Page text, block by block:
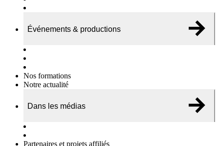
Événements & productions
Nos formations
Notre actualité
Dans les médias
Partenaires et projets affiliés